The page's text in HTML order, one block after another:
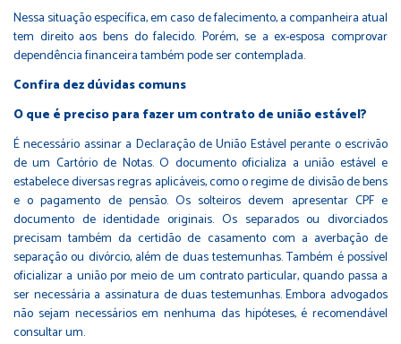
Nessa situação específica, em caso de falecimento, a companheira atual
tem direito aos bens do falecido. Porém, se a ex-esposa comprovar
dependência financeira também pode ser contemplada.
Confira dez dúvidas comuns
O que é preciso para fazer um contrato de união estável?
É necessário assinar a Declaração de União Estável perante o escrivão
de um Cartório de Notas. O documento oficializa a união estável e
estabelece diversas regras aplicáveis, como o regime de divisão de bens
e o pagamento de pensão. Os solteiros devem apresentar CPF e
documento de identidade originais. Os separados ou divorciados
precisam também da certidão de casamento com a averbação de
separação ou divórcio, além de duas testemunhas. Também é possível
oficializar a união por meio de um contrato particular, quando passa a
ser necessária a assinatura de duas testemunhas. Embora advogados
não sejam necessários em nenhuma das hipóteses, é recomendável
consultar um.